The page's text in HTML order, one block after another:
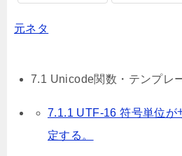
元ネタ
7.1 Unicode関数・テンプレ
7.1.1 UTF-16 符号単位が
定する。